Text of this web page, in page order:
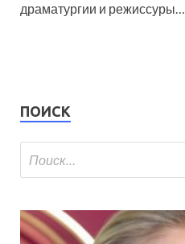
драматургии и режиссуры…
ПОИСК